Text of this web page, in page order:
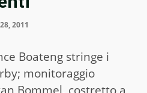
2011
Boateng stringe i
monitoraggio